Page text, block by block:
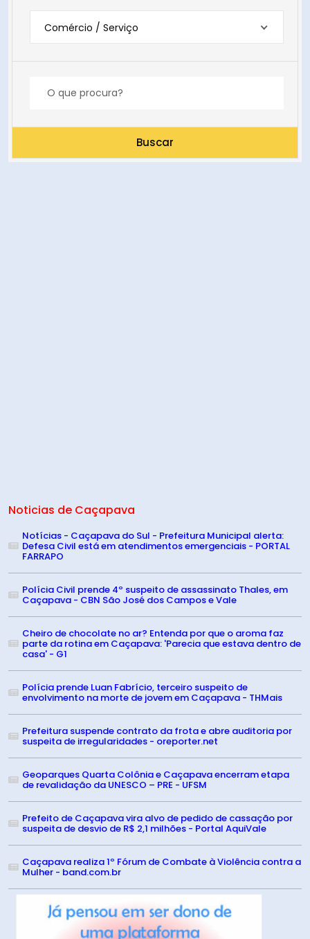
Comércio / Serviço
Buscar
Noticias de Caçapava
Notícias - Caçapava do Sul - Prefeitura Municipal alerta:
Defesa Civil está em atendimentos emergenciais - PORTAL
FARRAPO
Polícia Civil prende 4º suspeito de assassinato Thales, em
Caçapava - CBN São José dos Campos e Vale
Cheiro de chocolate no ar? Entenda por que o aroma faz
parte da rotina em Caçapava: 'Parecia que estava dentro de
casa' - G1
Polícia prende Luan Fabrício, terceiro suspeito de
envolvimento na morte de jovem em Caçapava - THMais
Prefeitura suspende contrato da frota e abre auditoria por
suspeita de irregularidades - oreporter.net
Geoparques Quarta Colônia e Caçapava encerram etapa
de revalidação da UNESCO – PRE - UFSM
Prefeito de Caçapava vira alvo de pedido de cassação por
suspeita de desvio de R$ 2,1 milhões - Portal AquiVale
Caçapava realiza 1º Fórum de Combate à Violência contra a
Mulher - band.com.br